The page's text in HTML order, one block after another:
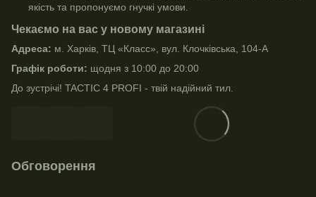
якість та пропонуємо гнучкі умови.
Чекаємо на вас у новому магазині
Адреса: м. Харків, ТЦ «Класс», вул. Клочківська, 104-А
Графік роботи: щодня з 10:00 до 20:00
До зустрічі! TACTIC 4 PROFI - твій надійний тил.
Обговорення